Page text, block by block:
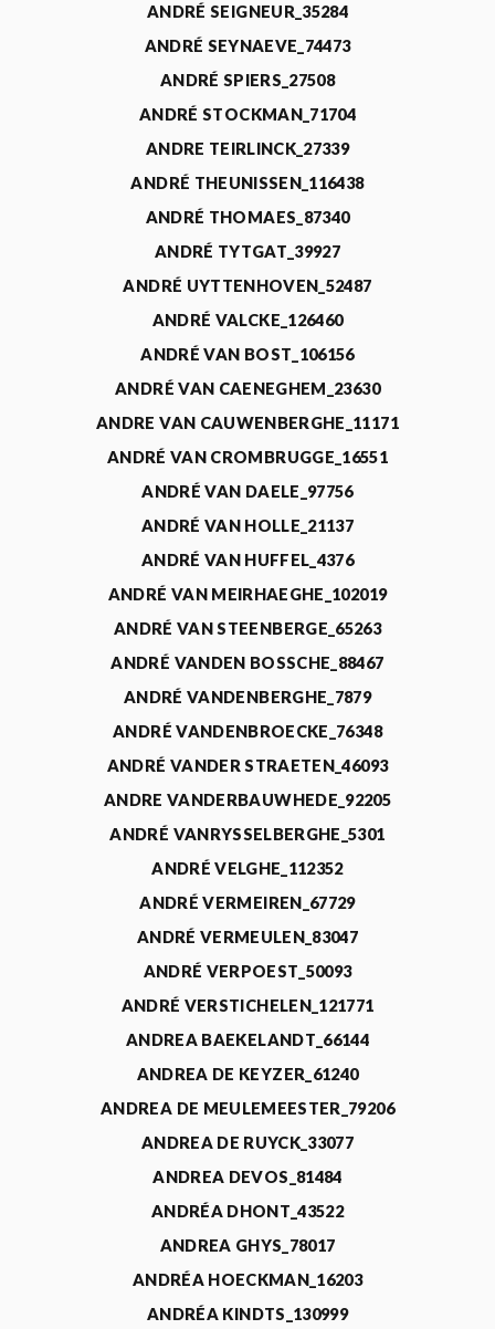
ANDRÉ SEIGNEUR_35284
ANDRÉ SEYNAEVE_74473
ANDRÉ SPIERS_27508
ANDRÉ STOCKMAN_71704
ANDRE TEIRLINCK_27339
ANDRÉ THEUNISSEN_116438
ANDRÉ THOMAES_87340
ANDRÉ TYTGAT_39927
ANDRÉ UYTTENHOVEN_52487
ANDRÉ VALCKE_126460
ANDRÉ VAN BOST_106156
ANDRÉ VAN CAENEGHEM_23630
ANDRE VAN CAUWENBERGHE_11171
ANDRÉ VAN CROMBRUGGE_16551
ANDRÉ VAN DAELE_97756
ANDRÉ VAN HOLLE_21137
ANDRÉ VAN HUFFEL_4376
ANDRÉ VAN MEIRHAEGHE_102019
ANDRÉ VAN STEENBERGE_65263
ANDRÉ VANDEN BOSSCHE_88467
ANDRÉ VANDENBERGHE_7879
ANDRÉ VANDENBROECKE_76348
ANDRÉ VANDER STRAETEN_46093
ANDRE VANDERBAUWHEDE_92205
ANDRÉ VANRYSSELBERGHE_5301
ANDRÉ VELGHE_112352
ANDRÉ VERMEIREN_67729
ANDRÉ VERMEULEN_83047
ANDRÉ VERPOEST_50093
ANDRÉ VERSTICHELEN_121771
ANDREA BAEKELANDT_66144
ANDREA DE KEYZER_61240
ANDREA DE MEULEMEESTER_79206
ANDREA DE RUYCK_33077
ANDREA DEVOS_81484
ANDRÉA DHONT_43522
ANDREA GHYS_78017
ANDRÉA HOECKMAN_16203
ANDRÉA KINDTS_130999